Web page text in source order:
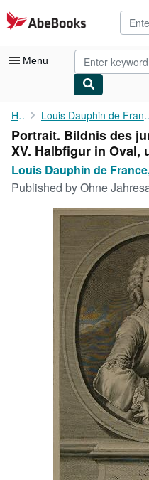
Skip to main content
AbeBooks.com
Menu
My Account
My Purchases
Advanced Search
Browse Collections
Rare Books
Start Selling
Home Louis Dauphin
Portrait. Bildnis des
XV. Halbfigur in Oval,
Louis Dauphin de
Published byOhne